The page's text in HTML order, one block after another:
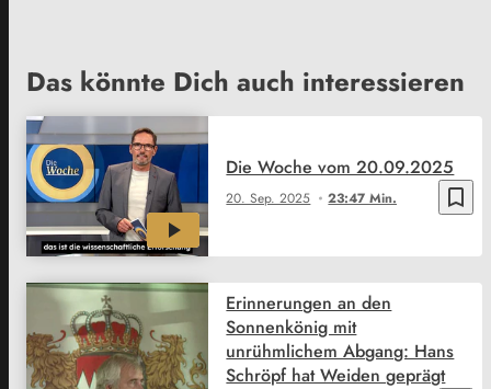
Das könnte Dich auch interessieren
bookmark_border
20. Sep. 2025 23:47 Min.
Die Woche vom 20.09.2025
Erinnerungen an den
Sonnenkönig mit
unrühmlichem Abgang: Hans
Schröpf hat Weiden geprägt